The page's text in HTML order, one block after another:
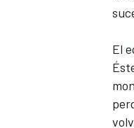
El